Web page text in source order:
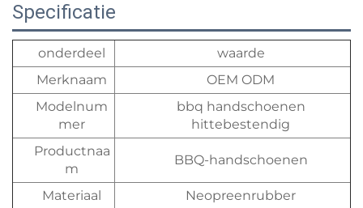
Specificatie
onderdeel
waarde
Merknaam
OEM ODM
Modelnum
mer
bbq handschoenen
hittebestendig
Productnaa
m
BBQ-handschoenen
Materiaal Neopreenrubber